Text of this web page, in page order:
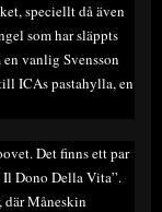
speciellt då även
som har släppts
vanlig Svensson
ICAs pastahylla, en
Det finns ett par
Il Dono Della Vita”.
där Måneskin